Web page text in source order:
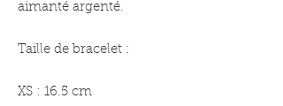
aimanté argenté.
Taille de bracelet :
XS : 16.5 cm